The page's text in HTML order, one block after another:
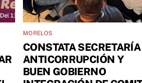
MORELOS
CONSTATA SECRETARÍA
ANTICORRUPCIÓN Y
BUEN GOBIERNO